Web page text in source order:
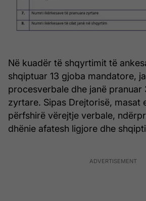
Në kuadër të shqyrtimit të
shqiptuar 13 gjoba mandatore,
procesverbale dhe janë pranuar
zyrtare. Sipas Drejtorisë, masat
përfshirë vërejtje verbale,
dhënie afatesh ligjore dhe